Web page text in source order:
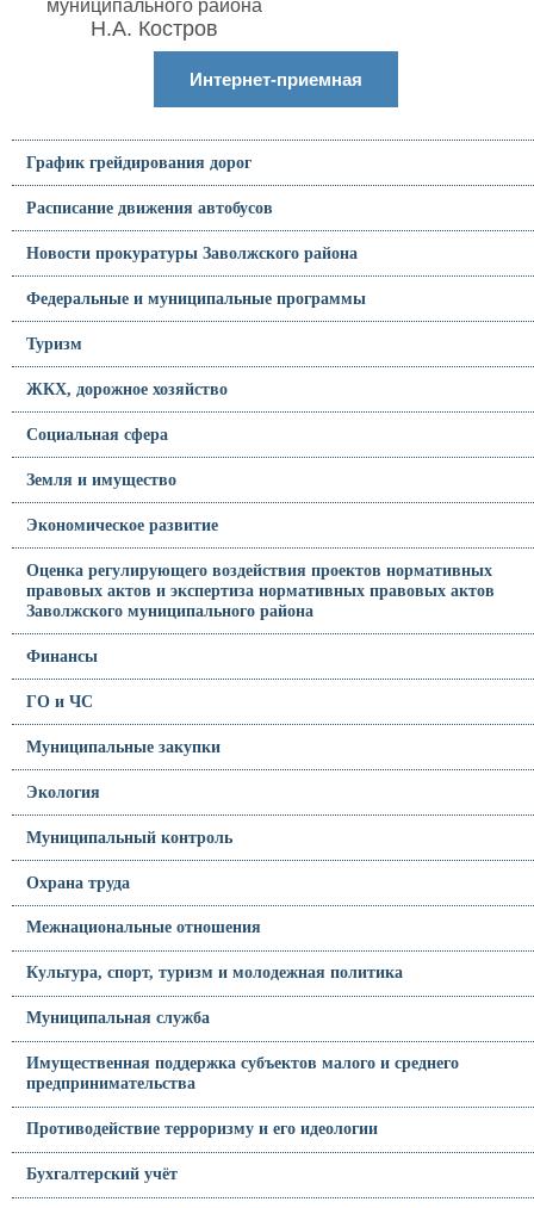
муниципального района
Н.А. Костров
Интернет-приемная
График грейдирования дорог
Расписание движения автобусов
Новости прокуратуры Заволжского района
Федеральные и муниципальные программы
Туризм
ЖКХ, дорожное хозяйство
Социальная сфера
Земля и имущество
Экономическое развитие
Оценка регулирующего воздействия проектов нормативных
правовых актов и экспертиза нормативных правовых актов
Заволжского муниципального района
Финансы
ГО и ЧС
Муниципальные закупки
Экология
Муниципальный контроль
Охрана труда
Межнациональные отношения
Культура, спорт, туризм и молодежная политика
Муниципальная служба
Имущественная поддержка субъектов малого и среднего
предпринимательства
Противодействие терроризму и его идеологии
Бухгалтерский учёт